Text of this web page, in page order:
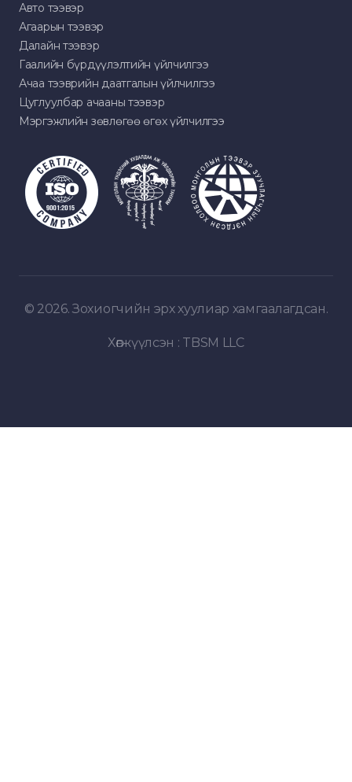
Авто тээвэр
Агаарын тээвэр
Далайн тээвэр
Гаалийн бүрдүүлэлтийн үйлчилгээ
Ачаа тээврийн даатгалын үйлчилгээ
Цуглуулбар ачааны тээвэр
Мэргэжлийн зөвлөгөө өгөх үйлчилгээ
© 2026. Зохиогчийн эрх хуулиар хамгаалагдсан.
Хөгжүүлсэн : TBSM LLC